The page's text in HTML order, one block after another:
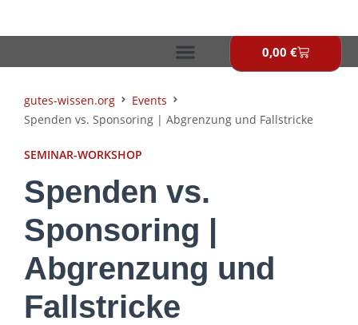
0,00 €
gutes-wissen.org
Events
Spenden vs. Sponsoring | Abgrenzung und Fallstricke
SEMINAR-WORKSHOP
Spenden vs.
Sponsoring |
Abgrenzung und
Fallstricke